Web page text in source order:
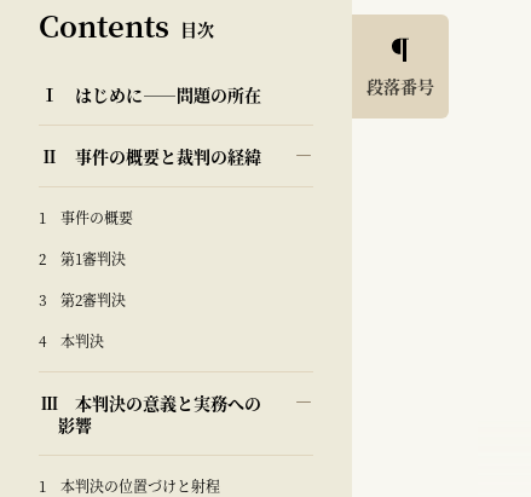
段落番号
Contents 目次
Ⅰ はじめに――問題の所在
Ⅱ 事件の概要と裁判の経緯
1 事件の概要
2 第1審判決
3 第2審判決
4 本判決
Ⅲ 本判決の意義と実務への
影響
1 本判決の位置づけと射程